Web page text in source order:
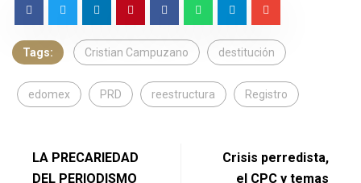
Tags: Cristian Campuzano destitución
edomex PRD reestructura Registro
LA PRECARIEDAD
DEL PERIODISMO
Crisis perredista,
el CPC y temas